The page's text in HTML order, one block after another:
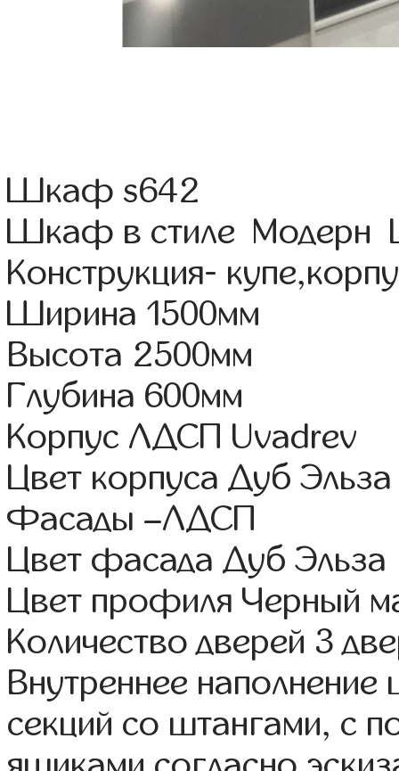
Шкаф s642
Шкаф в стиле Модерн
Конструкция-
Ширина 1500мм
Высота 2500мм
Глубина 600мм
Корпус ЛДСП Uvadrev
Цвет корпуса Дуб Эльза
Фасады –ЛДСП
Цвет фасада Дуб Эльза
Цвет профиля Черный
Количество дверей 3
Внутреннее
секций со штангами, с